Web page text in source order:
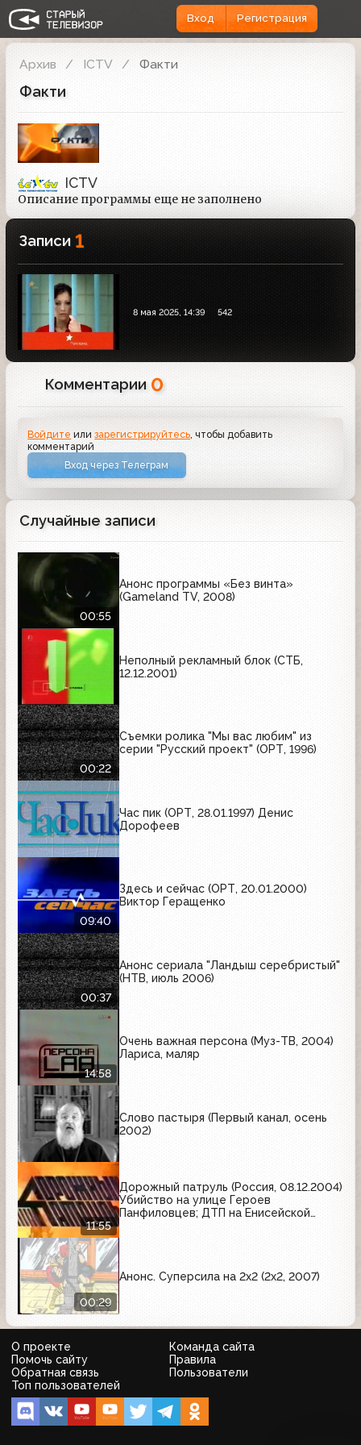
Вход Регистрация
Архив ICTV Факти
Факти
ICTV
Описание программы еще не заполнено
Записи 1
8 мая 2025, 14:39 542
Комментарии 0
Войдите илизарегистрируйтесь , чтобы добавить
комментарий
Вход через Телеграм
Случайные записи
00:55
Анонс программы «Без винта»
(Gameland TV, 2008)
Неполный рекламный блок (СТБ,
12.12.2001)
00:22
Съемки ролика "Мы вас любим" из
серии "Русский проект" (ОРТ, 1996)
Час пик (ОРТ, 28.01.1997) Денис
Дорофеев
09:40
Здесь и сейчас (ОРТ, 20.01.2000)
Виктор Геращенко
00:37
Анонс сериала "Ландыш серебристый"
(НТВ, июль 2006)
14:58
Очень важная персона (Муз-ТВ, 2004)
Лариса, маляр
Слово пастыря (Первый канал, осень
2002)
11:55
Дорожный патруль (Россия, 08.12.2004)
Убийство на улице Героев
Панфиловцев; ДТП на Енисейской
00:29
Анонс. Суперсила на 2x2 (2x2, 2007)
О проекте
Команда сайта
Помочь сайту
Правила
Обратная связь
Пользователи
Топ пользователей